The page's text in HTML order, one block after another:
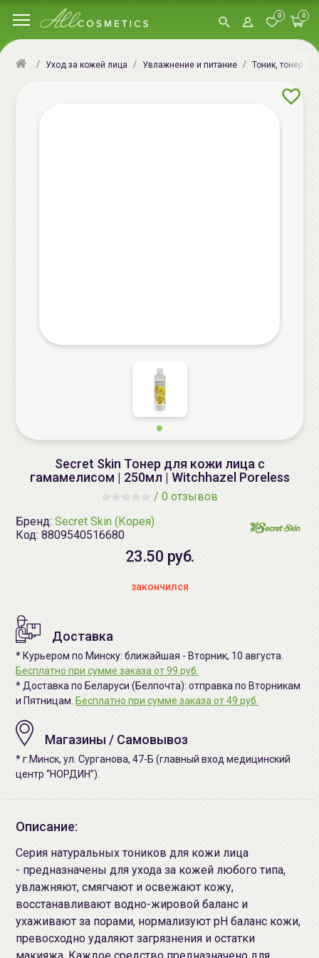
0 0
Уход за кожей лица Увлажнение и питание Тоник, тонер
Secret Skin Тонер для кожи лица с
гамамелисом | 250мл | Witchhazel Poreless
/ 0 отзывов
Бренд: Secret Skin (Корея)
Код: 8809540516680
23.50 руб.
закончился
Доставка
* Курьером по Минску: ближайшая - Вторник, 10 августа.
Бесплатно при сумме заказа от 99 руб.
* Доставка по Беларуси (Белпочта): отправка по Вторникам
и Пятницам. Бесплатно при сумме заказа от 49 руб.
Магазины / Самовывоз
* г.Минск, ул. Сурганова, 47-Б (главный вход медицинский
центр “НОРДИН”).
Описание:
Серия натуральных тоников для кожи лица
- предназначены для ухода за кожей любого типа,
увлажняют, смягчают и освежают кожу,
восстанавливают водно-жировой баланс и
ухаживают за порами, нормализуют pH баланс кожи,
превосходно удаляют загрязнения и остатки